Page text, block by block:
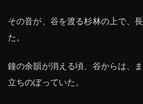
その音が、谷を渡る杉林の上で、
た。
鐘の余韻が消える頃、谷からは、
立ちのぼっていた。